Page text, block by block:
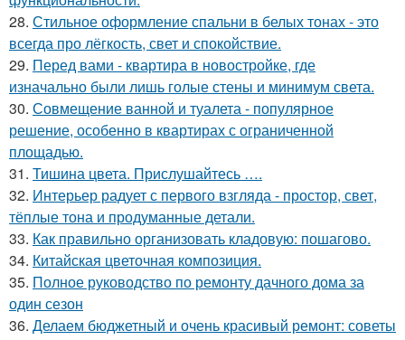
28. Стильное оформление спальни в белых тонах - это
всегда про лёгкость, свет и спокойствие.
29. Перед вами - квартира в новостройке, где
изначально были лишь голые стены и минимум света.
30. Совмещение ванной и туалета - популярное
решение, особенно в квартирах с ограниченной
площадью.
31. Тишина цвета. Прислушайтесь ….
32. Интерьер радует с первого взгляда - простор, свет,
тёплые тона и продуманные детали.
33. Как правильно организовать кладовую: пошагово.
34. Китайская цветочная композиция.
35. Полное руководство по ремонту дачного дома за
один сезон
36. Делаем бюджетный и очень красивый ремонт: советы